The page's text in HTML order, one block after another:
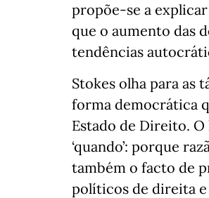
propõe-se a
que o aumento das
tendências
Stokes olha para as
forma democrática
Estado de Direito. O
‘quando’: porque
também o facto de
políticos de direita e